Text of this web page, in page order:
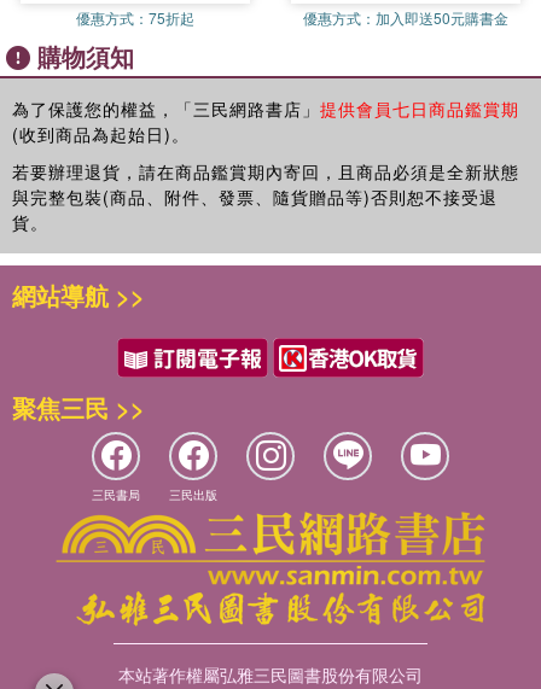
優惠方式： 75折起 優惠方式： 加入即送50元購書金
購物須知
為了保護您的權益，「三民網路書店」 提供會員七日商品鑑賞期
(收到商品為起始日)。
若要辦理退貨，請在商品鑑賞期內寄回，且商品必須是全新狀態
與完整包裝(商品、附件、發票、隨貨贈品等)否則恕不接受退
貨。
網站導航 >>
聚焦三民 >>
三民書局 三民出版
本站著作權屬弘雅三民圖書股份有限公司